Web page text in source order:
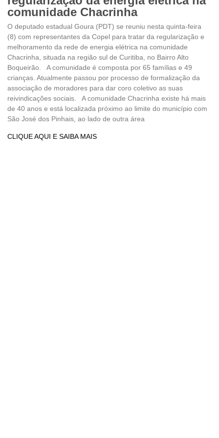
comunidade Chacrinha
O deputado estadual Goura (PDT) se reuniu nesta quinta-feira
(8) com representantes da Copel para tratar da regularização e
melhoramento da rede de energia elétrica na comunidade
Chacrinha, situada na região sul de Curitiba, no Bairro Alto
Boqueirão. A comunidade é composta por 65 famílias e 49
crianças. Atualmente passou por processo de formalização da
associação de moradores para dar coro coletivo as suas
reivindicações sociais. A comunidade Chacrinha existe há mais
de 40 anos e está localizada próximo ao limite do município com
São José dos Pinhais, ao lado de outra área
CLIQUE AQUI E SAIBA MAIS